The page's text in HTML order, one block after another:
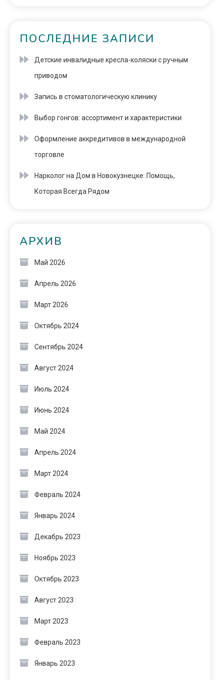
ПОСЛЕДНИЕ ЗАПИСИ
Детские инвалидные кресла-коляски с ручным
приводом
Запись в стоматологическую клинику
Выбор гонгов: ассортимент и характеристики
Оформление аккредитивов в международной
торговле
Нарколог на Дом в Новокузнецке: Помощь,
Которая Всегда Рядом
АРХИВ
Май 2026
Апрель 2026
Март 2026
Октябрь 2024
Сентябрь 2024
Август 2024
Июль 2024
Июнь 2024
Май 2024
Апрель 2024
Март 2024
Февраль 2024
Январь 2024
Декабрь 2023
Ноябрь 2023
Октябрь 2023
Август 2023
Март 2023
Февраль 2023
Январь 2023